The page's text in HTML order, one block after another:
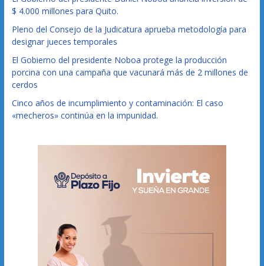
$ 4.000 millones para Quito.
Pleno del Consejo de la Judicatura aprueba metodología para
designar jueces temporales
El Gobierno del presidente Noboa protege la producción
porcina con una campaña que vacunará más de 2 millones de
cerdos
Cinco años de incumplimiento y contaminación: El caso
«mecheros» continúa en la impunidad.